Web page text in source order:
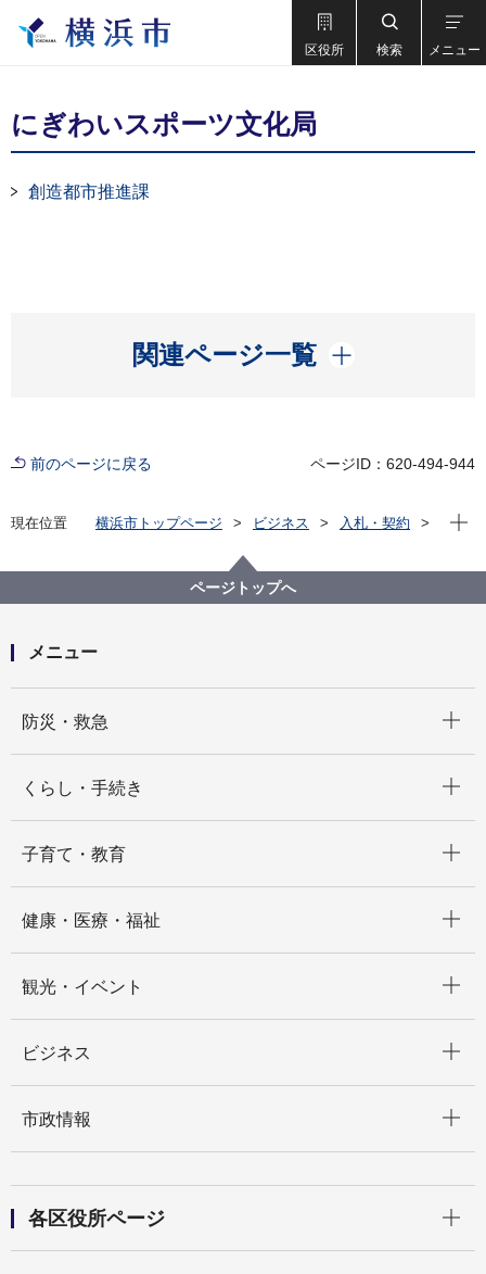
区役所 検索 メニュー
にぎわいスポーツ文化局
創造都市推進課
関連ページ一覧
開く
前のページに戻る ページID：620-494-944
現在位置 横浜市トップページ ビジネス
入札・契約
緊急を要する契約の締結結果
にぎわいスポーツ文化局
現在
ページトップへ
メニュー
防災・救急
くらし・手続き
子育て・教育
健康・医療・福祉
観光・イベント
ビジネス
市政情報
各区役所ページ